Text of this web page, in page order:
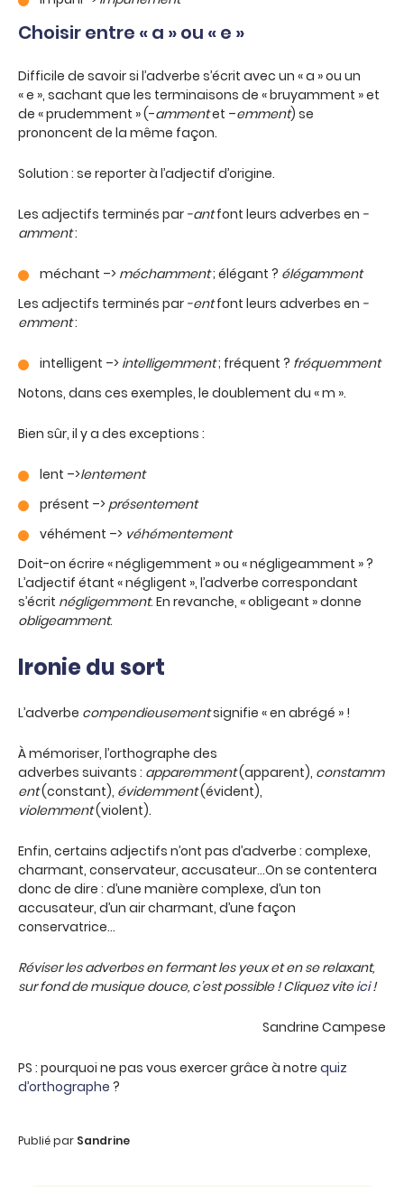
Choisir entre « a » ou « e »
Difficile de savoir si l’adverbe s’écrit avec un « a » ou un
« e », sachant que les terminaisons de « bruyamment » et
de « prudemment » (-ammentet –emment) se
prononcent de la même façon.
Solution : se reporter à l’adjectif d’origine.
Les adjectifs terminés par -antfont leurs adverbes en -
amment:
méchant –> méchamment; élégant ? élégamment
Les adjectifs terminés par -entfont leurs adverbes en -
emment:
intelligent –> intelligemment; fréquent ? fréquemment
Notons, dans ces exemples, le doublement du « m ».
Bien sûr, il y a des exceptions :
lent –>lentement
présent –> présentement
véhément –> véhémentement
Doit-on écrire « négligemment » ou « négligeamment » ?
L’adjectif étant « négligent », l’adverbe correspondant
s’écrit négligemment. En revanche, « obligeant » donne
obligeamment.
Ironie du sort
L’adverbe compendieusementsignifie « en abrégé » !
À mémoriser, l’orthographe des
adverbes suivants : apparemment(apparent), constamm
ent(constant), évidemment(évident),
violemment(violent).
Enfin, certains adjectifs n’ont pas d’adverbe : complexe,
charmant, conservateur, accusateur…On se contentera
donc de dire : d’une manière complexe, d’un ton
accusateur, d’un air charmant, d’une façon
conservatrice…
Réviser les adverbes en fermant les yeux et en se relaxant,
sur fond de musique douce, c’est possible ! Cliquez viteici!
Sandrine Campese
PS : pourquoi ne pas vous exercer grâce à notre quiz
d’orthographe ?
Publié par Sandrine